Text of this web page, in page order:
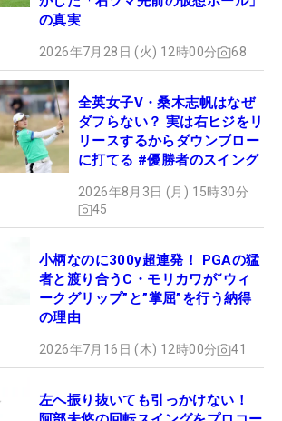
の真実
2026年7月28日 (火) 12時00分 68
全英女子V・桑木志帆はなぜ
ダフらない？ 実は右ヒジをリ
リースするからダウンブロー
に打てる #優勝者のスイング
2026年8月3日 (月) 15時30分
45
小柄なのに300y超連発！ PGAの猛
者と渡り合うC・モリカワが“ウィ
ークグリップ”と”掌屈”を行う納得
の理由
2026年7月16日 (木) 12時00分 41
左へ振り抜いても引っかけない！